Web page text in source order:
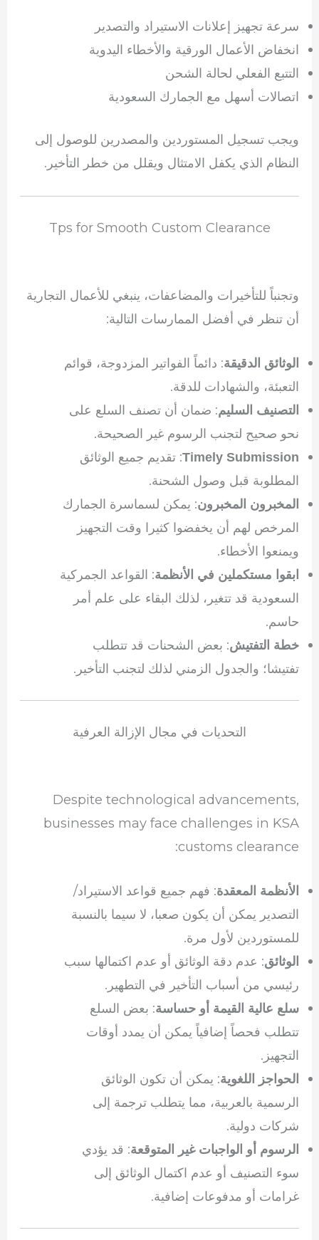
سرعة تجهيز إعلانات الاستيراد والتصدير
انخفاض الأعمال الورقية والأخطاء اليدوية
التتبع الفعلي لحالة الشحن
اتصالات أسهل مع الجمارك السعودية
ويجب تسجيل المستوردين والمصدرين للوصول إلى
النظام الذي يكفل الامتثال ويقلل من خطر التأخير.
Tps for Smooth Custom Clearance
وتجنباً للتأخيرات والمضاعفات، ينبغي للأعمال التجارية
أن تنظر في أفضل الممارسات التالية:
الوثائق الدقيقة: دائماً الفواتير المزدوجة، قوائم
التعبئة، والشهادات للدقة.
التصنيف السليم: ضمان أن تصنف السلع على
نحو صحيح لتجنب الرسوم غير الصحيحة.
Timely Submission: تقديم جميع الوثائق
المطلوبة قبل وصول الشحنة.
المخبرون المخبرون: يمكن لسماسرة الجمارك
المرخص لهم أن يخفضوا كثيرا وقت التجهيز
ويمنعوا الأخطاء.
ابقوا مستكملين في الأنظمة: القواعد الجمركية
السعودية قد تتغير، لذلك البقاء على علم أمر
حاسم.
خطة التفتيش: بعض الشحنات قد تتطلب
تفتيشا؛ والجدول الزمني لذلك لتجنب التأخير.
التحديات في مجال الإزالة العرفية
Despite technological advancements,
businesses may face challenges in KSA
customs clearance:
الأنظمة المعقدة: فهم جميع قواعد الاستيراد/
التصدير يمكن أن يكون صعبا، لا سيما بالنسبة
للمستوردين لأول مرة.
الوثائق: عدم دقة الوثائق أو عدم اكتمالها سبب
رئيسي من أسباب التأخير في التطهير.
سلع عالية القيمة أو حساسة: بعض السلع
تتطلب فحصاً إضافياً يمكن أن يمدد أوقات
التجهيز.
الحواجز اللغوية: يمكن أن تكون الوثائق
الرسمية بالعربية، مما يتطلب ترجمة إلى
شركات دولية.
الرسوم أو الواجبات غير المتوقعة: قد يؤدي
سوء التصنيف أو عدم اكتمال الوثائق إلى
غرامات أو مدفوعات إضافية.